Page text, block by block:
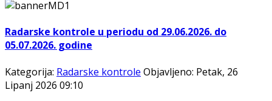
Radarske kontrole u periodu od 29.06.2026. do
05.07.2026. godine
Kategorija: Radarske kontrole Objavljeno: Petak, 26
Lipanj 2026 09:10